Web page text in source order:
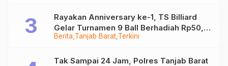
Berita Tanjab Barat Terkini
Rayakan Anniversary ke-1, TS Billiard
Gelar Turnamen 9 Ball Berhadiah Rp50,8
Juta
Tak Sampai 24 Jam, Polres Tanjab Barat